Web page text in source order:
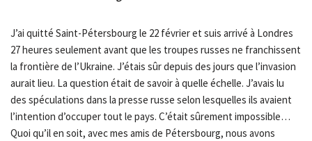
J’ai quitté Saint-Pétersbourg le 22 février et suis arrivé à Londres
27 heures seulement avant que les troupes russes ne franchissent
la frontière de l’Ukraine. J’étais sûr depuis des jours que l’invasion
aurait lieu. La question était de savoir à quelle échelle. J’avais lu
des spéculations dans la presse russe selon lesquelles ils avaient
l’intention d’occuper tout le pays. C’était sûrement impossible…
Quoi qu’il en soit, avec mes amis de Pétersbourg, nous avons